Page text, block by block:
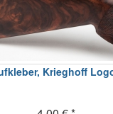
Krieghoff